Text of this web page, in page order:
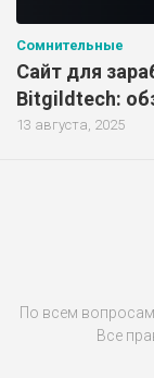
Сомнительные
Сайт для
Bitgildtech:
13 августа, 2025
По всем
Все